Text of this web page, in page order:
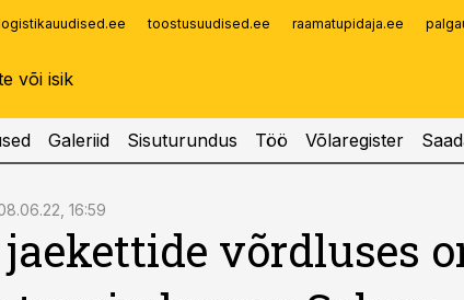
toostusuudised.ee raamatupidaja.ee
Galeriid Sisuturundus Töö Võlaregister
16:59
võrdluses